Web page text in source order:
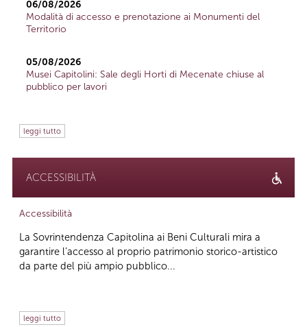
06/08/2026
Modalità di accesso e prenotazione ai Monumenti del
Territorio
05/08/2026
Musei Capitolini: Sale degli Horti di Mecenate chiuse al
pubblico per lavori
leggi tutto
ACCESSIBILITÀ
Accessibilità
La Sovrintendenza Capitolina ai Beni Culturali mira a
garantire l’accesso al proprio patrimonio storico-artistico
da parte del più ampio pubblico...
leggi tutto